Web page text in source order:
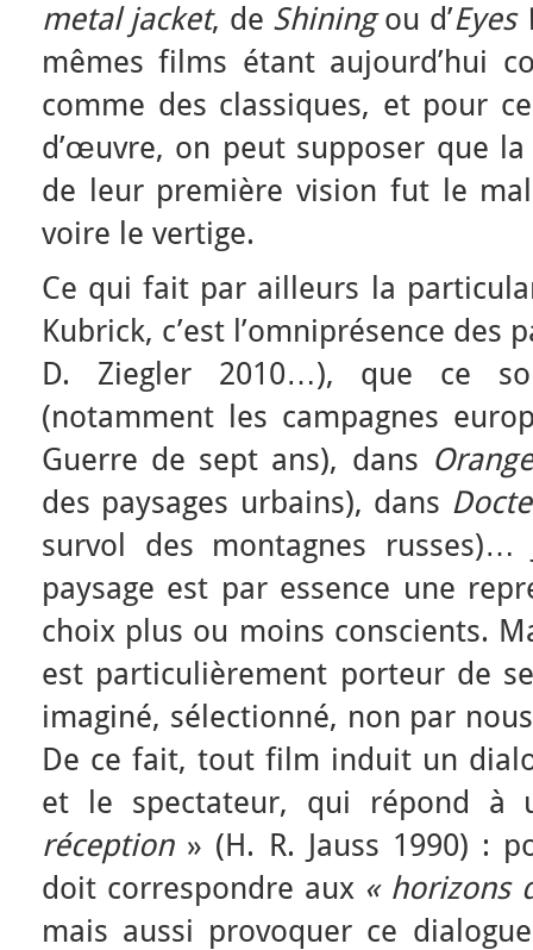
metal jacket, de Shiningou d’Eyes
mêmes films étant aujourd’hui
comme des classiques, et pour
d’œuvre, on peut supposer que
de leur première vision fut le
voire le vertige.
Ce qui fait par ailleurs la
Kubrick, c’est l’omniprésence des
D. Ziegler 2010…), que ce
(notamment les campagnes
Guerre de sept ans), dans
des paysages urbains), dans
survol des montagnes
paysage est par essence une
choix plus ou moins conscients.
est particulièrement porteur de
imaginé, sélectionné, non par
De ce fait, tout film induit un
et le spectateur, qui répond
réception» (H. R. Jauss 1990) :
doit correspondre aux « horizons
mais aussi provoquer ce